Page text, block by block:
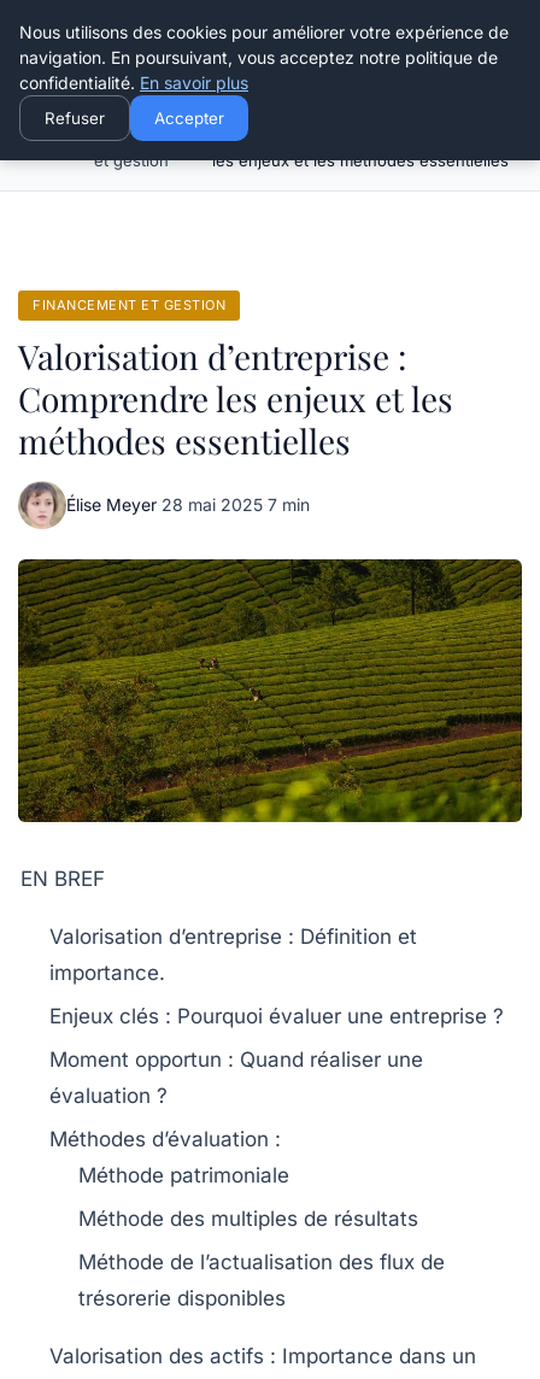
Henry Panky
Financement
et gestion
Valorisation d’entreprise : Comprendre
les enjeux et les méthodes essentielles
FINANCEMENT ET GESTION
Valorisation d’entreprise :
Comprendre les enjeux et les
méthodes essentielles
Élise Meyer·28 mai 2025·7 min
EN BREF
Valorisation d’entreprise : Définition et
importance.
Enjeux clés : Pourquoi évaluer une entreprise ?
Moment opportun : Quand réaliser une
évaluation ?
Méthodes d’évaluation :
Méthode patrimoniale
Méthode des multiples de résultats
Méthode de l’actualisation des flux de
trésorerie disponibles
Valorisation des actifs : Importance dans un
Nous utilisons des cookies pour améliorer votre expérience de
navigation. En poursuivant, vous acceptez notre politique de
confidentialité. En savoir plus
Refuser Accepter